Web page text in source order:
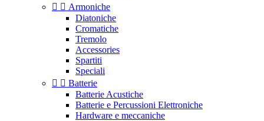
  Armoniche
Diatoniche
Cromatiche
Tremolo
Accessories
Spartiti
Speciali
  Batterie
Batterie Acustiche
Batterie e Percussioni Elettroniche
Hardware e meccaniche